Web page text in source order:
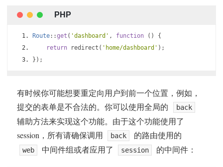
Route::get ( 'dashboard' , function ()
{
return redirect ( 'home/dashboard' );
});
有时候你可能想要重定向用户到前一个位置，例如，
提交的表单是不合法的。你可以使用全局的
back
辅助方法来实现这个功能。由于这个功能使用了
session，所有请确保调用
back 的路由使用的
web 中间件组或者应用了 session 的中间件：